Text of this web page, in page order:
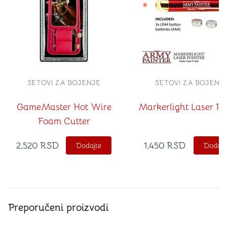
GameMaster Hot Wire
Foam Cutter
SETOVI ZA BOJENJE
2,520 RSD Dodajte
Markerlight Laser
SETOVI ZA
1,450 RSD
Preporučeni proizvodi